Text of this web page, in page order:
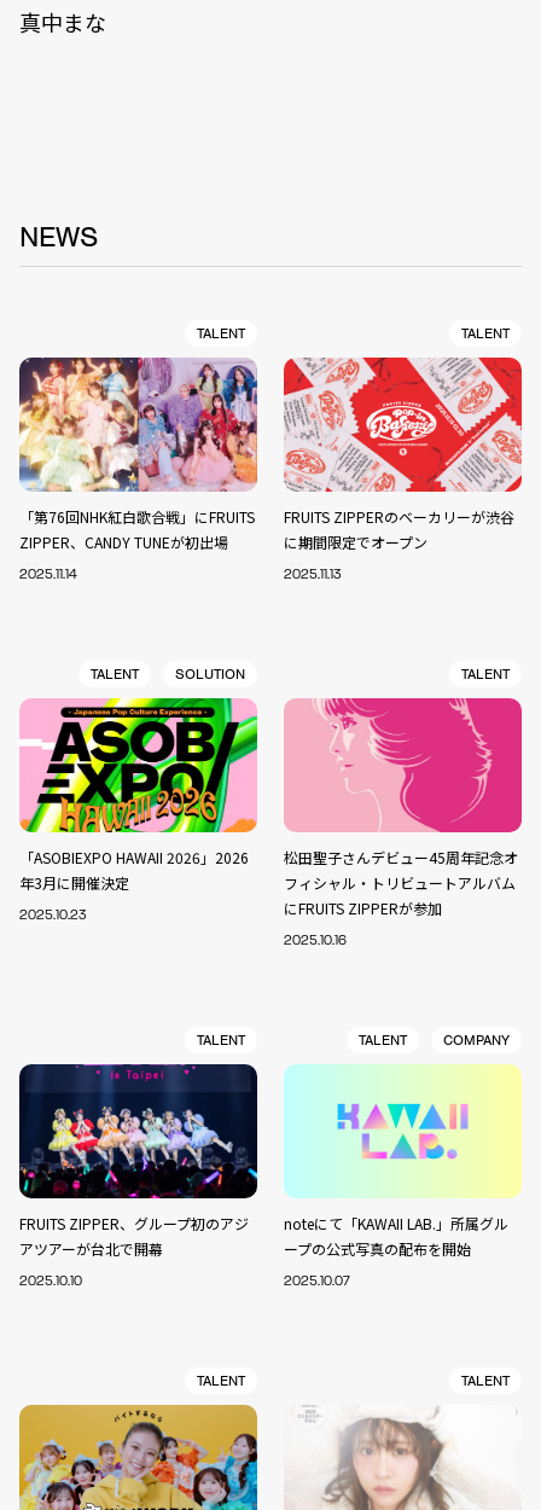
真中まな
NEWS
TALENT
「第76回NHK紅白歌合戦」にFRUITS
ZIPPER、CANDY TUNEが初出場
2025.11.14
TALENT
FRUITS ZIPPERのベーカリーが渋谷
に期間限定でオープン
2025.11.13
TALENT SOLUTION
「ASOBIEXPO HAWAII 2026」2026
年3月に開催決定
2025.10.23
TALENT
松田聖子さんデビュー45周年記念オ
フィシャル・トリビュートアルバム
にFRUITS ZIPPERが参加
2025.10.16
TALENT
FRUITS ZIPPER、グループ初のアジ
アツアーが台北で開幕
2025.10.10
TALENT COMPANY
noteにて「KAWAII LAB.」所属グル
ープの公式写真の配布を開始
2025.10.07
TALENT TALENT